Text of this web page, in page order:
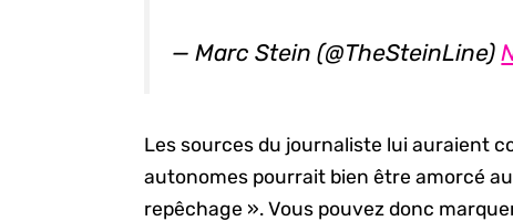
— Marc Stein (@TheSteinLine)
Les sources du journaliste lui auraient
autonomes pourrait bien être amorcé
repêchage ». Vous pouvez donc